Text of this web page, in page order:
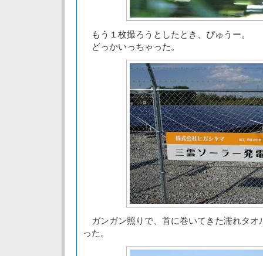
もう１枚撮ろうとしたとき、ぴゅうー。
どっかいっちゃった。
ガンガン照りで、首に巻いてきた濡れタオ
った。